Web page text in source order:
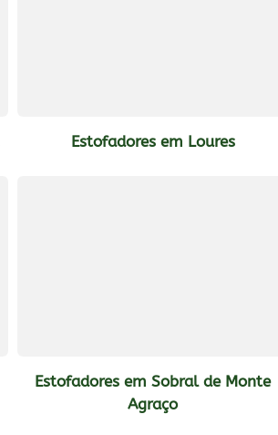
Estofadores em Loures
Estofadores em Sobral de Monte
Agraço